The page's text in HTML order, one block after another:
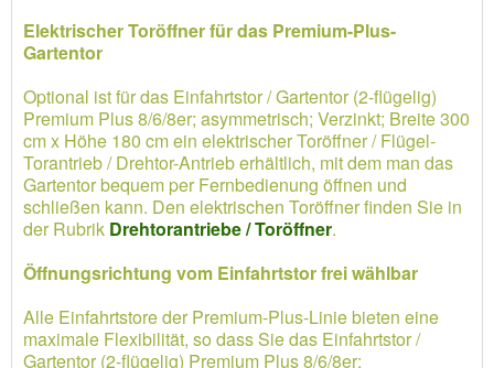
Elektrischer Toröffner für das Premium-Plus-
Gartentor
Optional ist für das Einfahrtstor / Gartentor (2-flügelig)
Premium Plus 8/6/8er; asymmetrisch; Verzinkt; Breite 300
cm x Höhe 180 cm ein elektrischer Toröffner / Flügel-
Torantrieb / Drehtor-Antrieb erhältlich, mit dem man das
Gartentor bequem per Fernbedienung öffnen und
schließen kann. Den elektrischen Toröffner finden Sie in
der Rubrik Drehtorantriebe / Toröffner.
Öffnungsrichtung vom Einfahrtstor frei wählbar
Alle Einfahrtstore der Premium-Plus-Linie bieten eine
maximale Flexibilität, so dass Sie das Einfahrtstor /
Gartentor (2-flügelig) Premium Plus 8/6/8er;